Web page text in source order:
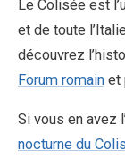
Le Colisée est
et de toute
découvrez
Forum romain et
Si vous en avez
nocturne du